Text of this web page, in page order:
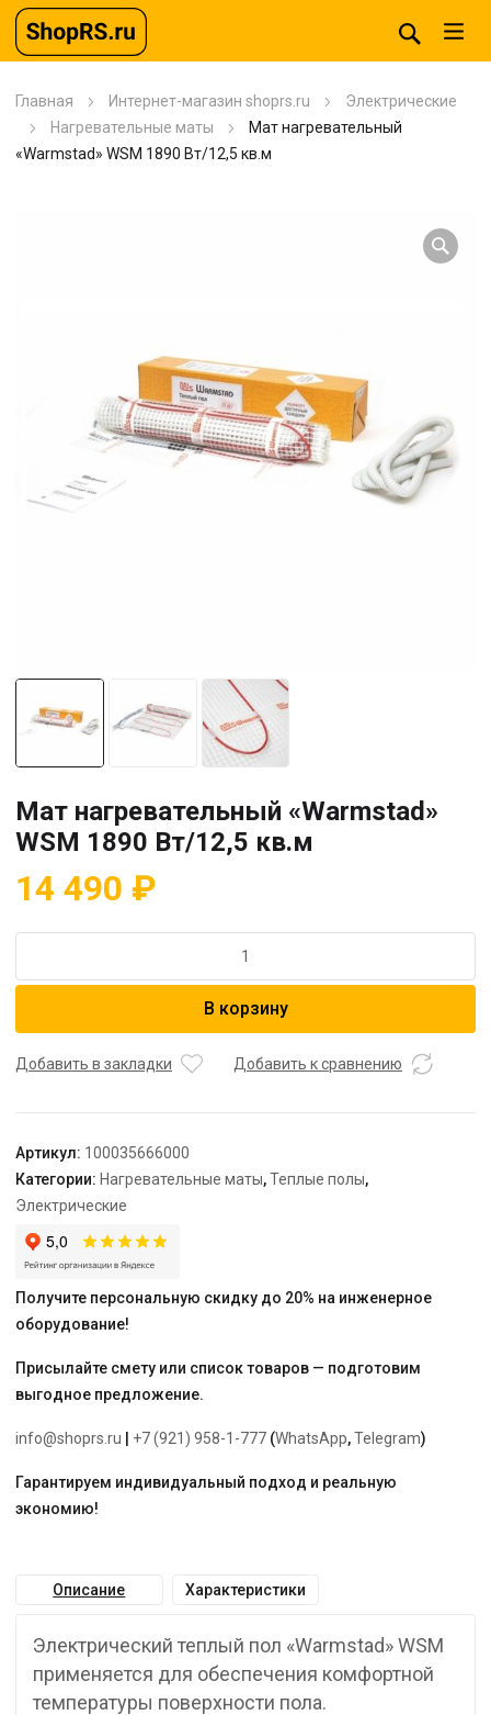
Главная Интернет-магазин shoprs.ru
Электрические
Нагревательные маты
Мат нагревательный
«Warmstad» WSM 1890 Вт/12,5 кв.м
Мат нагревательный «Warmstad»
WSM 1890 Вт/12,5 кв.м
14 490 ₽
Мат
WSM
В корзину
Добавить в закладки Добавить к сравнению
Артикул: 100035666000
Категории: Нагревательные маты,Теплые полы,
Электрические
Получите персональную скидку до 20% на инженерное
оборудование!
Присылайте смету или список товаров — подготовим
выгодное предложение.
info@shoprs.ru +7 (921) 958-1-777 (WhatsApp,Telegram)
Гарантируем индивидуальный подход и реальную
экономию!
Описание Характеристики
Электрический теплый пол «Warmstad» WSM
применяется для обеспечения комфортной
температуры поверхности пола.